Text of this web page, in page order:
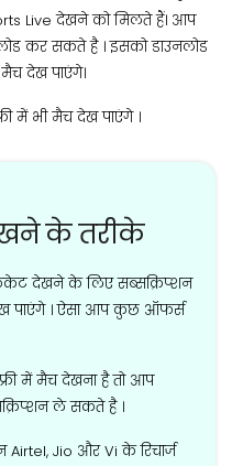
Live देखने को मिलते हैं। आप
कर सकते है । इसको डाउनलोड
देख पाएंगे।
में भी मैच देख पाएंगे ।
के तरीके
देखने के लिए सब्सक्रिप्शन
पाएंगे । ऐसा आप कुछ ऑफर्स
में मैच देखना है तो आप
ले सकते है ।
Airtel, Jio और Vi के रिचार्ज